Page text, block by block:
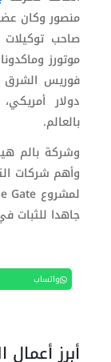
منصور وكان
صاحب توكيلات
موتورز
دولار
بالعالم.
وأهم شركات
جاهدا للثبات
واتساب
أبرز